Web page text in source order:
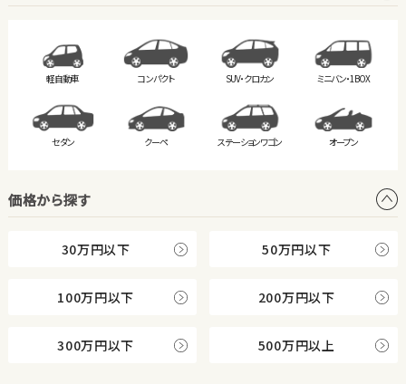
軽自動車 コンパクト SUV・クロカン ミニバン・1BOX
セダン クーペ ステーションワゴン オープン
価格から探す
30万円以下 50万円以下
100万円以下 200万円以下
300万円以下 500万円以上